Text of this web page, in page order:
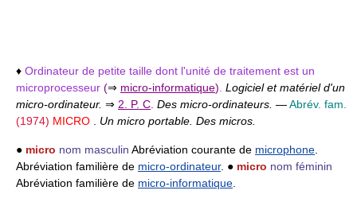
♦ Ordinateur de petite taille dont l'unité de traitement est un
microprocesseur (⇒ micro-informatique) Logiciel et matériel d'un
micro-ordinateur. ⇒ 2. P. C Des micro-ordinateurs. —Abrév. fam.
(1974) MICRO Un micro portable. Des micros.
● micro nom masculin Abréviation courante de microphone
Abréviation familière de micro-ordinateur. ● micro nom féminin
Abréviation familière de micro-informatique